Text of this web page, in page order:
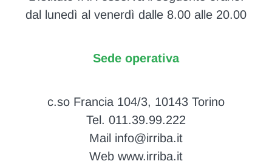
dal lunedì al venerdì dalle 8.00 alle 20.00
Sede operativa
c.so Francia 104/3, 10143 Torino
Tel. 011.39.99.222
Mail info@irriba.it
Web www.irriba.it